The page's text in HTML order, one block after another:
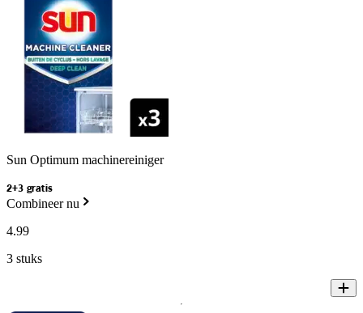
Sun Optimum machinereiniger
2+3 gratis
Combineer nu
4.99
3 stuks